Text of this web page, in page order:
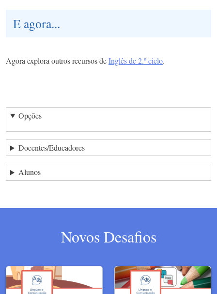
E agora...
Agora explora outros recursos deInglês de 2.º ciclo.
Opções
Docentes/Educadores
Alunos
Novos Desafios